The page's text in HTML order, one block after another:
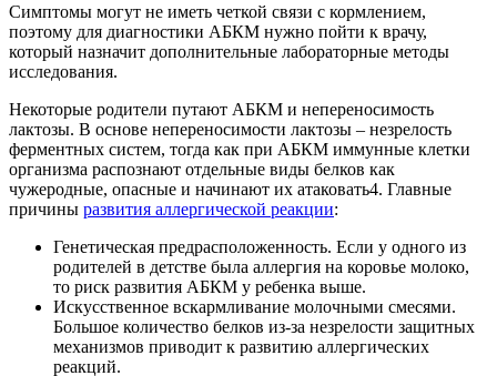
Симптомы могут не иметь четкой связи с кормлением,
поэтому для диагностики АБКМ нужно пойти к врачу,
который назначит дополнительные лабораторные методы
исследования.
Некоторые родители путают АБКМ и непереносимость
лактозы. В основе непереносимости лактозы – незрелость
ферментных систем, тогда как при АБКМ иммунные клетки
организма распознают отдельные виды белков как
чужеродные, опасные и начинают их атаковать4. Главные
причины развития аллергической реакции:
Генетическая предрасположенность. Если у одного из
родителей в детстве была аллергия на коровье молоко,
то риск развития АБКМ у ребенка выше.
Искусственное вскармливание молочными смесями.
Большое количество белков из-за незрелости защитных
механизмов приводит к развитию аллергических
реакций.